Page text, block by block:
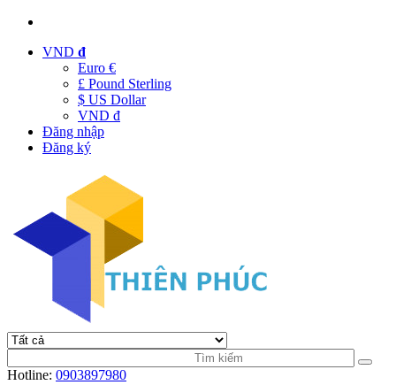
VND đ
Euro €
£ Pound Sterling
$ US Dollar
VND đ
Đăng nhập
Đăng ký
Hotline: 0903897980